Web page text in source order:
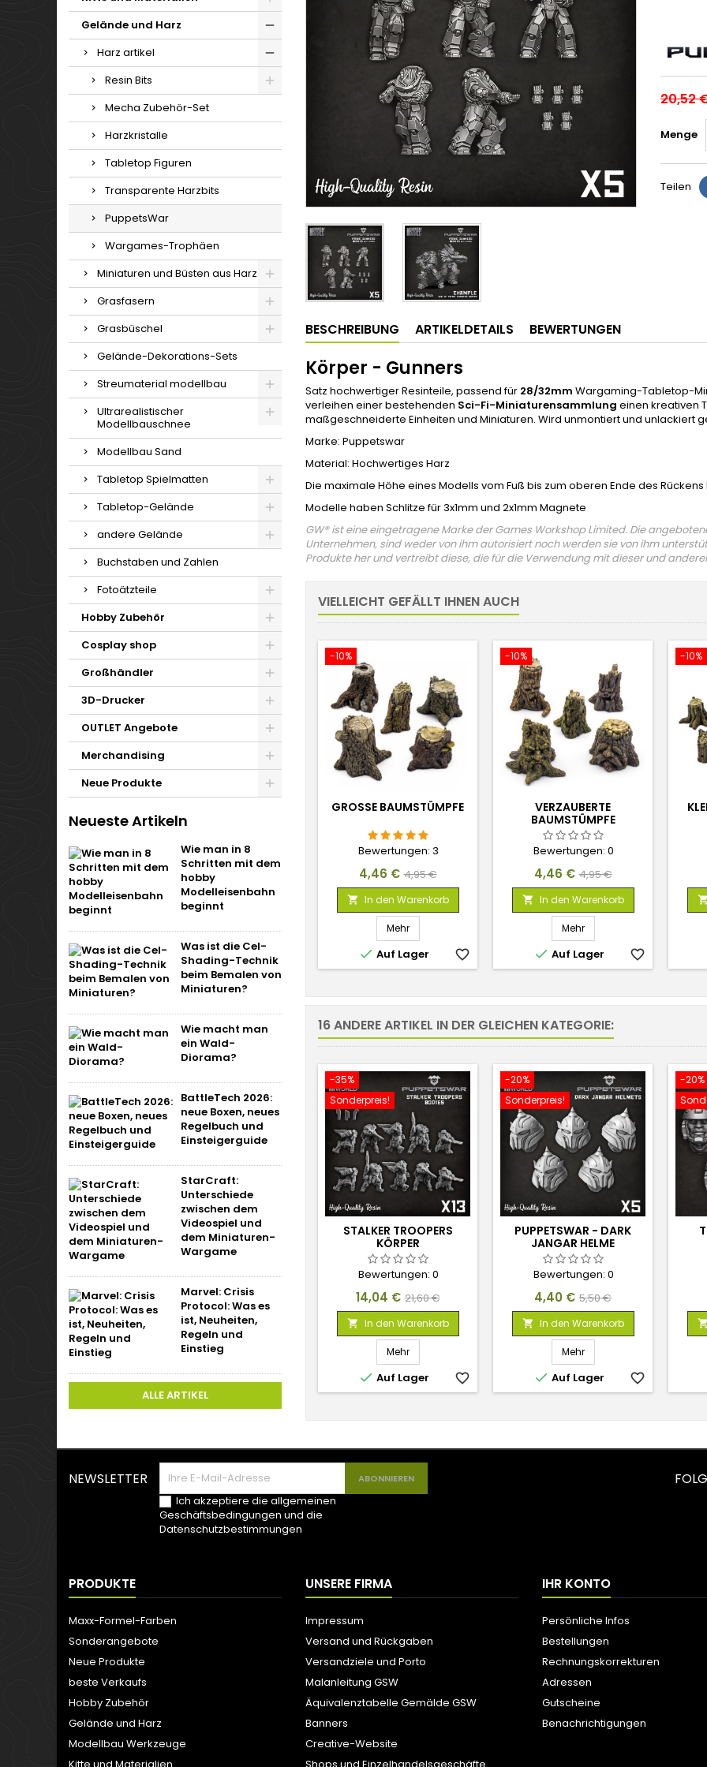
Gelände und Harz
Harz artikel
Resin Bits
Mecha Zubehör-Set
Harzkristalle
Tabletop Figuren
Transparente Harzbits
PuppetsWar
Wargames-Trophäen
Miniaturen und Büsten aus Harz
Grasfasern
Grasbüschel
Gelände-Dekorations-Sets
Streumaterial modellbau
Ultrarealistischer
Modellbauschnee
Modellbau Sand
Tabletop Spielmatten
Tabletop-Gelände
andere Gelände
Buchstaben und Zahlen
Fotoätzteile
Hobby Zubehör
Cosplay shop
Großhändler
3D-Drucker
OUTLET Angebote
Merchandising
Neue Produkte
Neueste Artikeln
Wie man in 8
Schritten mit dem
hobby
Modelleisenbahn
beginnt
Was ist die Cel-
Shading-Technik
beim Bemalen von
Miniaturen?
Wie macht man
ein Wald-
Diorama?
BattleTech 2026:
neue Boxen, neues
Regelbuch und
Einsteigerguide
StarCraft:
Unterschiede
zwischen dem
Videospiel und
dem Miniaturen-
Wargame
Marvel: Crisis
Protocol: Was es
ist, Neuheiten,
Regeln und
Einstieg
ALLE ARTIKEL
20,52
Menge
Teilen
BESCHREIBUNG ARTIKELDETAILS BEWERTUNGEN
Körper - Gunners
Satz hochwertiger Resinteile, passend für 28/32mm Wargaming-Tabletop-
verleihen einer bestehenden Sci-Fi-Miniaturensammlung einen kreativen
maßgeschneiderte Einheiten und Miniaturen. Wird unmontiert und unlackiert
Marke: Puppetswar
Material: Hochwertiges Harz
Die maximale Höhe eines Modells vom Fuß bis zum oberen Ende des
Modelle haben Schlitze für 3x1mm und 2x1mm Magnete
GW® ist eine eingetragene Marke der Games Workshop Limited. Die
Unternehmen, sind weder von ihm autorisiert noch werden sie von ihm
Produkte her und vertreibt diese, die für die Verwendung mit dieser und
VIELLEICHT GEFÄLLT IHNEN AUCH
-10%
GROSSE BAUMSTÜMPFE
Bewertungen: 3
Preis
4,46 € Verkaufspreis
4,95 €
 In den Warenkorb
Mehr
 Auf Lager favorite_border
-10%
VERZAUBERTE
BAUMSTÜMPFE
Bewertungen: 0
Preis
4,46 € Verkaufspreis
4,95 €
 In den Warenkorb
Mehr
 Auf Lager favorite_border
-10%

16 ANDERE ARTIKEL IN DER GLEICHEN KATEGORIE:
-35%
Sonderpreis!
STALKER TROOPERS
KÖRPER
Bewertungen: 0
Preis
14,04 € Verkaufspreis
21,60 €
 In den Warenkorb
Mehr
 Auf Lager favorite_border
-20%
Sonderpreis!
PUPPETSWAR - DARK
JANGAR HELME
Bewertungen: 0
Preis
4,40 € Verkaufspreis
5,50 €
 In den Warenkorb
Mehr
 Auf Lager favorite_border
-20%

NEWSLETTER
Ich akzeptiere die allgemeinen
Geschäftsbedingungen und die
Datenschutzbestimmungen
PRODUKTE
Maxx-Formel-Farben
Sonderangebote
Neue Produkte
beste Verkaufs
Hobby Zubehör
Gelände und Harz
Modellbau Werkzeuge
UNSERE FIRMA
Impressum
Versand und Rückgaben
Versandziele und Porto
Malanleitung GSW
Äquivalenztabelle Gemälde GSW
Banners
Creative-Website
IHR KONTO
Persönliche Infos
Bestellungen
Rechnungskorrekturen
Adressen
Gutscheine
Benachrichtigungen